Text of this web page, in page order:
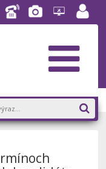
TelefónnyFotogaléria
Helpdesk
portál